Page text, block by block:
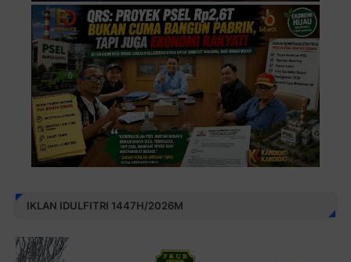
IKLAN IDULFITRI 1447H/2026M